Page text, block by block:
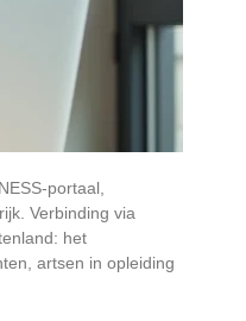
portaal,
Verbinding via
het
artsen in opleiding